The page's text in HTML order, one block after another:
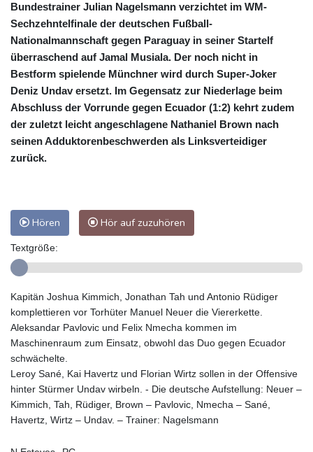
Bundestrainer Julian Nagelsmann verzichtet im WM-
Sechzehntelfinale der deutschen Fußball-
Nationalmannschaft gegen Paraguay in seiner Startelf
überraschend auf Jamal Musiala. Der noch nicht in
Bestform spielende Münchner wird durch Super-Joker
Deniz Undav ersetzt. Im Gegensatz zur Niederlage beim
Abschluss der Vorrunde gegen Ecuador (1:2) kehrt zudem
der zuletzt leicht angeschlagene Nathaniel Brown nach
seinen Adduktorenbeschwerden als Linksverteidiger
zurück.
Hören Hör auf zuzuhören
Textgröße:
Kapitän Joshua Kimmich, Jonathan Tah und Antonio Rüdiger
komplettieren vor Torhüter Manuel Neuer die Viererkette.
Aleksandar Pavlovic und Felix Nmecha kommen im
Maschinenraum zum Einsatz, obwohl das Duo gegen Ecuador
schwächelte.
Leroy Sané, Kai Havertz und Florian Wirtz sollen in der Offensive
hinter Stürmer Undav wirbeln. - Die deutsche Aufstellung: Neuer –
Kimmich, Tah, Rüdiger, Brown – Pavlovic, Nmecha – Sané,
Havertz, Wirtz – Undav. – Trainer: Nagelsmann